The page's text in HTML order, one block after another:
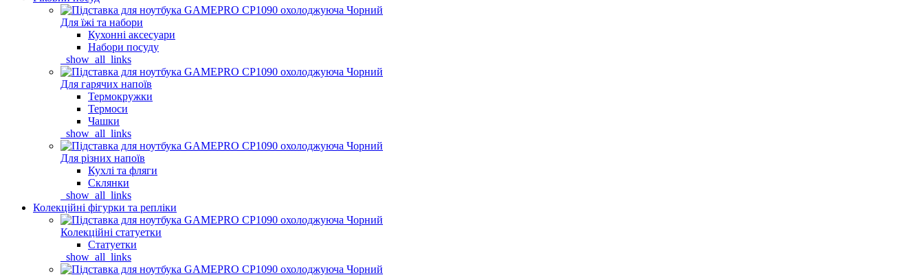
Для їжі та набори
Кухонні аксесуари
Набори посуду
_show_all_links
Для гарячих напоїв
Термокружки
Термоси
Чашки
_show_all_links
Для різних напоїв
Кухлі та фляги
Склянки
_show_all_links
Колекційні фігурки та репліки
Колекційні статуетки
Статуетки
_show_all_links